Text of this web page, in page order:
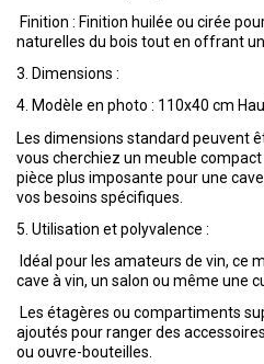
Finition : Finition huilée ou cirée
naturelles du bois tout en offrant
3. Dimensions :
4. Modèle en photo : 110x40 cm
Les dimensions standard peuvent
vous cherchiez un meuble
pièce plus imposante pour une
vos besoins spécifiques.
5. Utilisation et polyvalence :
Idéal pour les amateurs de vin, ce
cave à vin, un salon ou même une
Les étagères ou compartiments
ajoutés pour ranger des
ou ouvre-bouteilles.